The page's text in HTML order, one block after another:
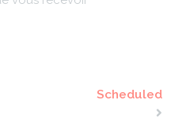
Scheduled